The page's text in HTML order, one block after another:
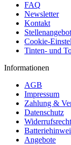
FAQ
Newsletter
Kontakt
Cookie-
Tinten- und
Informationen
AGB
Impressum
Zahlung &
Datenschutz
Widerrufsrecht
Angebote